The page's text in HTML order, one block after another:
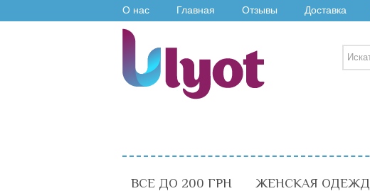
О нас Главная Отзывы Доставка
ВСЕ ДО 200 ГРН ЖЕНСКАЯ